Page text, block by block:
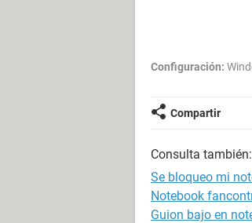
Configuración:
Compartir
Consulta también:
Se bloqueo mi
Notebook
Guion bajo en